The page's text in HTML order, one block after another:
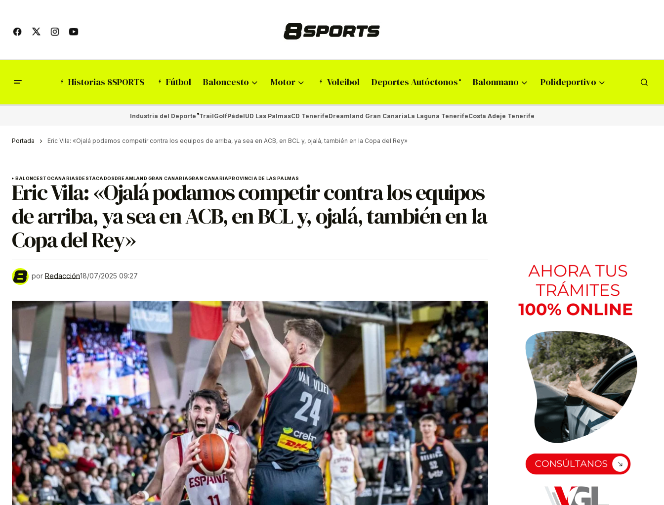
Historias 8SPORTS Fútbol Baloncesto Motor Voleibol Deportes Autóctonos Balonmano Polideportivo
Industria del Deporte TrailGolfPádelUD Las PalmasCD TenerifeDreamland Gran CanariaLa Laguna TenerifeCosta Adeje Tenerife
Portada Eric Vila: «Ojalá podamos competir contra los equipos de arriba, ya sea en ACB, en BCL y, ojalá, también en la Copa del Rey»
BALONCESTOCANARIASDESTACADOSDREAMLAND GRAN CANARIAGRAN CANARIAPROVINCIA DE LAS PALMAS
Eric Vila: «Ojalá podamos competir contra los equipos
de arriba, ya sea en ACB, en BCL y, ojalá, también en la
Copa del Rey»
por Redacción18/07/2025 09:27